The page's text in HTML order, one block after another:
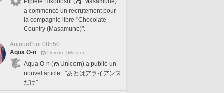
Pipiele Hikoboshi (
Masamune)
a commencé un recrutement pour
la compagnie libre "Chocolate
Country (Masamune)".
Aujourd'hui 08h50
Aqua O-n
Unicorn [Meteor]
Aqua O-n (
Unicorn) a publié un
nouvel article : "あとはアライアンス
だけ".